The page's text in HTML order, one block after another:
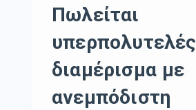
Πωλείται
υπερπολυτελές
διαμέρισμα με
ανεμπόδιστη